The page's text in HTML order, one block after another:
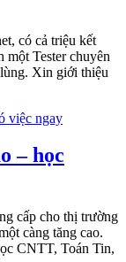
có cả triệu kết
một Tester chuyên
Xin giới thiệu
– học
cấp cho thị trường
càng tăng cao.
CNTT, Toán Tin,